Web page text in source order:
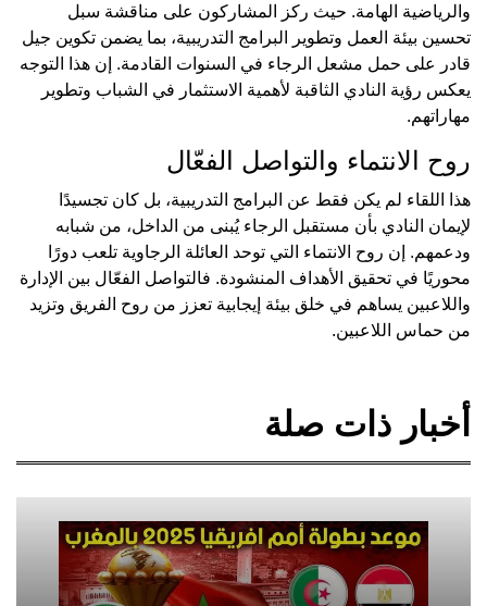
والرياضية الهامة. حيث ركز المشاركون على مناقشة سبل
تحسين بيئة العمل وتطوير البرامج التدريبية، بما يضمن تكوين جيل
قادر على حمل مشعل الرجاء في السنوات القادمة. إن هذا التوجه
يعكس رؤية النادي الثاقبة لأهمية الاستثمار في الشباب وتطوير
مهاراتهم.
روح الانتماء والتواصل الفعّال
هذا اللقاء لم يكن فقط عن البرامج التدريبية، بل كان تجسيدًا
لإيمان النادي بأن مستقبل الرجاء يُبنى من الداخل، من شبابه
ودعمهم. إن روح الانتماء التي توحد العائلة الرجاوية تلعب دورًا
محوريًا في تحقيق الأهداف المنشودة. فالتواصل الفعّال بين الإدارة
واللاعبين يساهم في خلق بيئة إيجابية تعزز من روح الفريق وتزيد
من حماس اللاعبين.
أخبار ذات صلة